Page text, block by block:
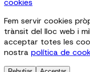
cookies
Fem servir cookies
trànsit del lloc web i
acceptar totes les
nostra política de